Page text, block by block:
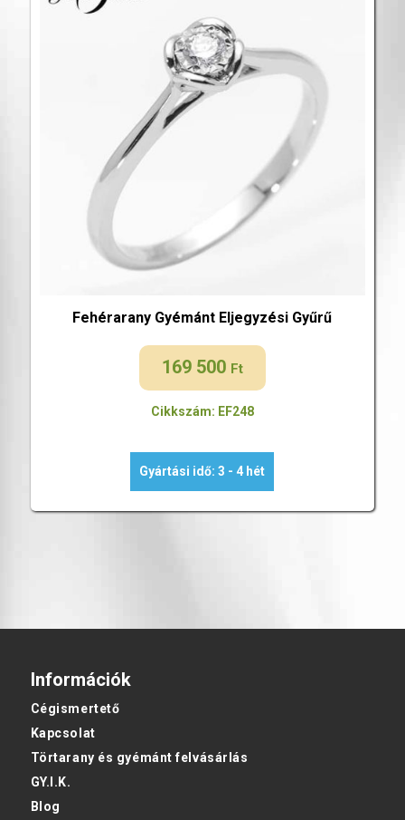
Fehérarany Gyémánt Eljegyzési Gyűrű
169 500 Ft
Cikkszám: EF248
Gyártási idő: 3 - 4 hét
Információk
Cégismertető
Kapcsolat
Törtarany és gyémánt felvásárlás
GY.I.K.
Blog